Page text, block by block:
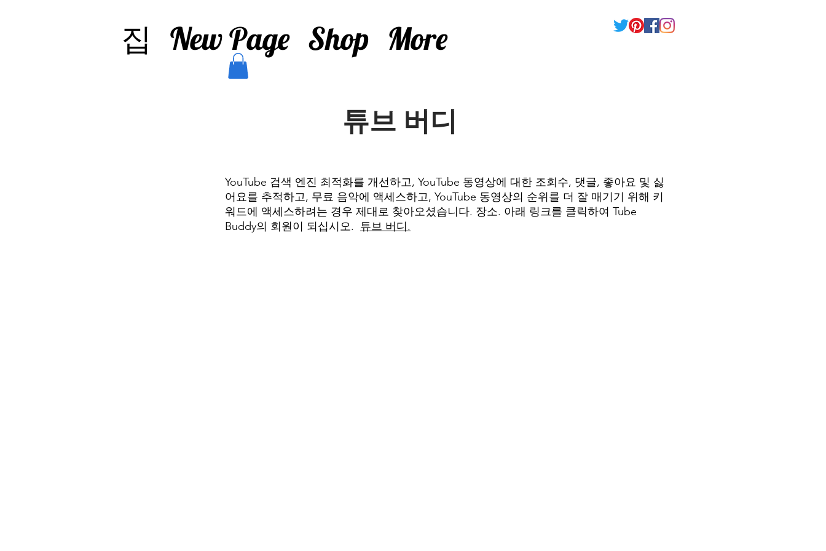
집 New Page Shop More
튜브 버디
YouTube 검색 엔진 최적화를 개선하고, YouTube 동영상에 대한 조회수, 댓글, 좋아요 및 싫
어요를 추적하고, 무료 음악에 액세스하고, YouTube 동영상의 순위를 더 잘 매기기 위해 키
워드에 액세스하려는 경우 제대로 찾아오셨습니다. 장소. 아래 링크를 클릭하여 Tube
Buddy의 회원이 되십시오. 튜브 버디.